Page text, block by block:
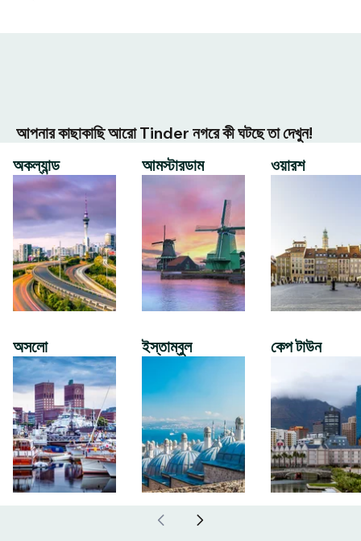
আপনার কাছাকাছি আরো Tinder নগরে কী ঘটছে তা দেখুন!
অকল্যান্ড
অসলো
আমস্টারডাম
ইস্তাম্বুল
ওয়ারশ
কেপ টাউন